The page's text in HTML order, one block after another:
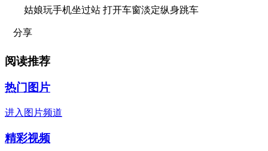
姑娘玩手机坐过站 打开车窗淡定纵身跳车
分享
阅读推荐
热门图片
进入图片频道
精彩视频